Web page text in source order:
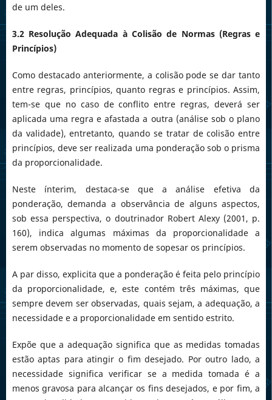
de um deles.
3.2 Resolução Adequada à Colisão de Normas (Regras e
Princípios)
Como destacado anteriormente, a colisão pode se dar tanto
entre regras, princípios, quanto regras e princípios. Assim,
tem-se que no caso de conflito entre regras, deverá ser
aplicada uma regra e afastada a outra (análise sob o plano
da validade), entretanto, quando se tratar de colisão entre
princípios, deve ser realizada uma ponderação sob o prisma
da proporcionalidade.
Neste ínterim, destaca-se que a análise efetiva da
ponderação, demanda a observância de alguns aspectos,
sob essa perspectiva, o doutrinador Robert Alexy (2001, p.
160), indica algumas máximas da proporcionalidade a
serem observadas no momento de sopesar os princípios.
A par disso, explicita que a ponderação é feita pelo princípio
da proporcionalidade, e, este contém três máximas, que
sempre devem ser observadas, quais sejam, a adequação, a
necessidade e a proporcionalidade em sentido estrito.
Expõe que a adequação significa que as medidas tomadas
estão aptas para atingir o fim desejado. Por outro lado, a
necessidade significa verificar se a medida tomada é a
menos gravosa para alcançar os fins desejados, e por fim, a